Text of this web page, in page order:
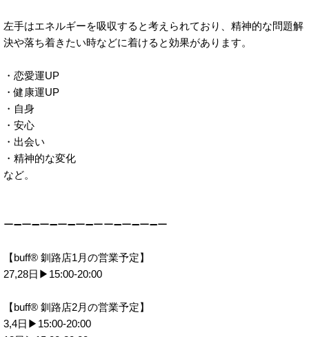
左手はエネルギーを吸収すると考えられており、精神的な問題解
決や落ち着きたい時などに着けると効果があります。
・恋愛運UP
・健康運UP
・自身
・安心
・出会い
・精神的な変化
など。
ー➖ー➖ー➖ー➖ー➖ーー➖ー➖ー➖ー
【buff® 釧路店1月の営業予定】
27,28日▶︎15:00-20:00
【buff® 釧路店2月の営業予定】
3,4日▶︎15:00-20:00